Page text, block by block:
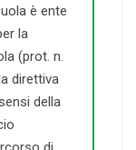
è ente
la
(prot. n.
direttiva
della